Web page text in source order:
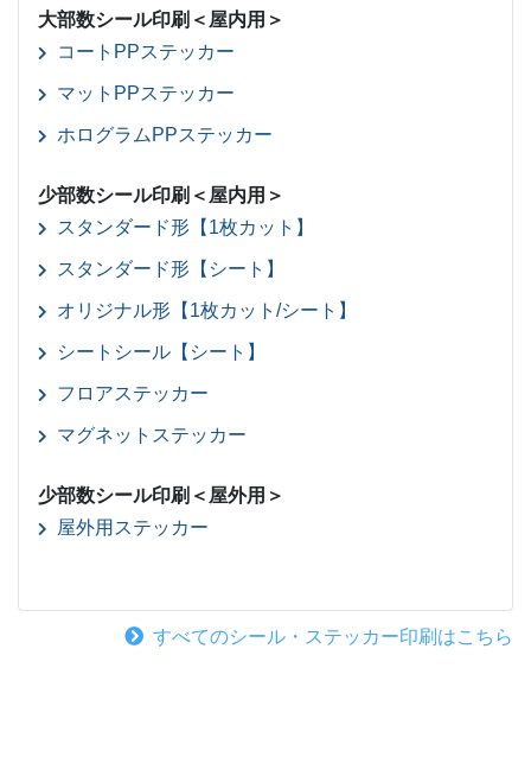
大部数シール印刷＜屋内用＞
コートPPステッカー
マットPPステッカー
ホログラムPPステッカー
少部数シール印刷＜屋内用＞
スタンダード形【1枚カット】
スタンダード形【シート】
オリジナル形【1枚カット/シート】
シートシール【シート】
フロアステッカー
マグネットステッカー
少部数シール印刷＜屋外用＞
屋外用ステッカー
すべてのシール・ステッカー印刷はこちら